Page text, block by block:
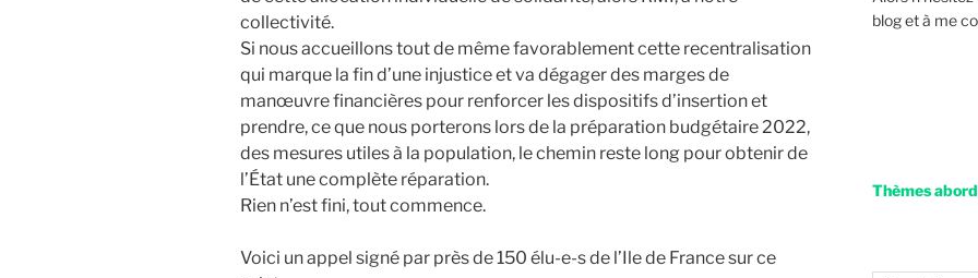
collectivité.
Si nous accueillons tout de même favorablement cette recentralisation
qui marque la fin d’une injustice et va dégager des marges de
manœuvre financières pour renforcer les dispositifs d’insertion et
prendre, ce que nous porterons lors de la préparation budgétaire 2022,
des mesures utiles à la population, le chemin reste long pour obtenir de
l’État une complète réparation.
Rien n’est fini, tout commence.
Voici un appel signé par près de 150 élu-e-s de l’Ile de France sur ce
blog et à me
Thèmes